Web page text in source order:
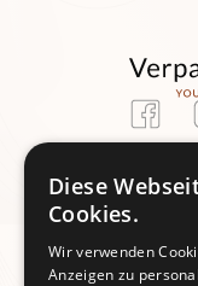
Montag -
Donnerstag:
09:00 -
Diese
Cookies.
Wir verwenden
Anzeigen zu